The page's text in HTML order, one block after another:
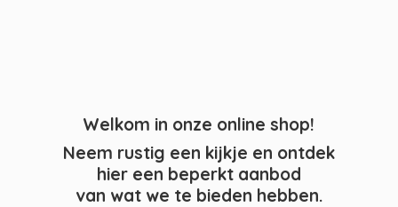
Welkom in onze online shop!
Neem rustig een kijkje en ontdek
hier een beperkt aanbod
van wat we te bieden hebben.